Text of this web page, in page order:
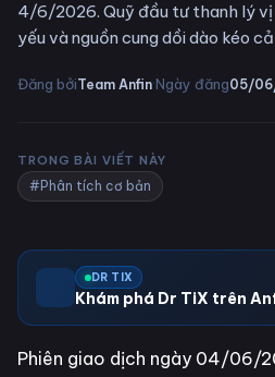
4/6/2026. Quỹ đầu tư thanh lý
yếu và nguồn cung dồi dào kéo
Đăng bởiTeam Anfin·Ngày đăng05/
TRONG BÀI VIẾT NÀY
#Phân tích cơ bản
DR TIX
Khám phá Dr TiX trên
Phiên giao dịch ngày 04/06/